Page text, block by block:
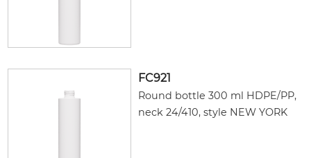
FC921
Round bottle 300 ml HDPE/PP,
neck 24/410, style NEW YORK